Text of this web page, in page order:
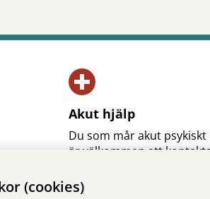
(cookies)
Akut hjälp
Du som mår akut
är välkommen att
mottagningen.